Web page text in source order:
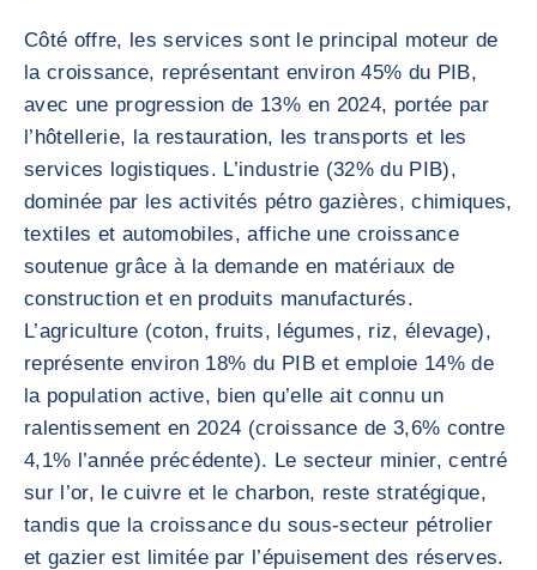
Côté offre, les services sont le principal moteur de
la croissance, représentant environ 45% du PIB,
avec une progression de 13% en 2024, portée par
l’hôtellerie, la restauration, les transports et les
services logistiques. L’industrie (32% du PIB),
dominée par les activités pétro gazières, chimiques,
textiles et automobiles, affiche une croissance
soutenue grâce à la demande en matériaux de
construction et en produits manufacturés.
L’agriculture (coton, fruits, légumes, riz, élevage),
représente environ 18% du PIB et emploie 14% de
la population active, bien qu’elle ait connu un
ralentissement en 2024 (croissance de 3,6% contre
4,1% l’année précédente). Le secteur minier, centré
sur l’or, le cuivre et le charbon, reste stratégique,
tandis que la croissance du sous-secteur pétrolier
et gazier est limitée par l’épuisement des réserves.